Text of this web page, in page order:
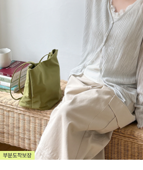
MADE
세트할인 ~30%
하객룩
살안타템
110사이즈
아우터
티셔츠
니트
블라우스
원피스
팬츠
스커트